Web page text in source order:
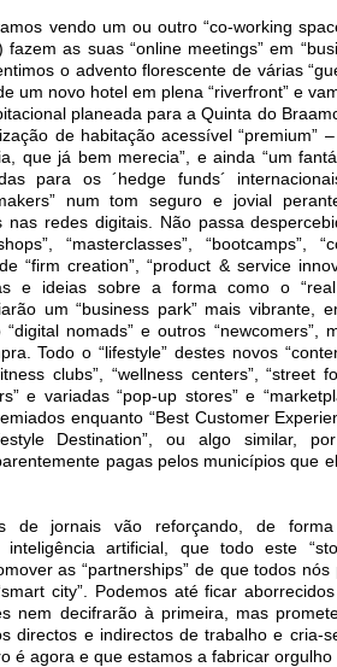
vendo um ou outro “co-working
as suas “online meetings” em
o advento florescente de várias
um novo hotel em plena “riverfront” e
planeada para a Quinta do
de habitação acessível “premium”
que já bem merecia”, e ainda “um
para os ´hedge funds´
num tom seguro e jovial
nas redes digitais. Não passa
“masterclasses”, “bootcamps”,
“firm creation”, “product & service
e ideias sobre a forma como o
um “business park” mais vibrante,
nomads” e outros “newcomers”,
Todo o “lifestyle” destes novos
clubs”, “wellness centers”, “street
e variadas “pop-up stores” e
enquanto “Best Customer
Destination”, ou algo similar,
pagas pelos municípios que
de jornais vão reforçando, de forma
artificial, que todo este
as “partnerships” de que todos nós
city”. Podemos até ficar
nem decifrarão à primeira, mas
directos e indirectos de trabalho e cria-
é agora e que estamos a fabricar orgulho